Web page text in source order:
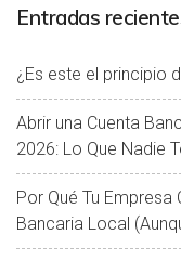
Entradas
¿Es este el principio
Abrir una Cuenta
2026: Lo Que Nadie
Por Qué Tu
Bancaria Local